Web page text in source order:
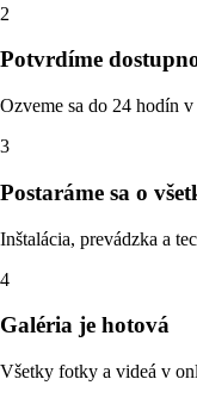
2
Potvrdíme
Ozveme sa do 24 hodín
3
Postaráme sa o
Inštalácia, prevádzka a
4
Galéria je hotová
Všetky fotky a videá v